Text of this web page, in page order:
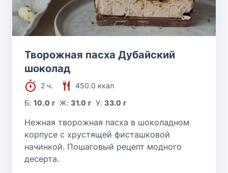
Творожная пасха Дубайский
шоколад
2 ч.
450.0 ккал
Б:10.0 г Ж:31.0 г У:33.0 г
Нежная творожная пасха в шоколадном
корпусе с хрустящей фисташковой
начинкой. Пошаговый рецепт модного
десерта.